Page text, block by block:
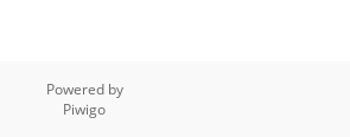
Powered by
Piwigo